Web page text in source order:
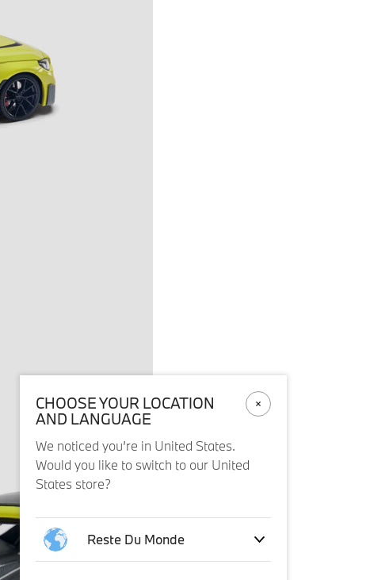
CHOOSE YOUR LOCATION
AND LANGUAGE
We noticed you’re in United States.
Would you like to switch to our United
States store?
Reste Du Monde